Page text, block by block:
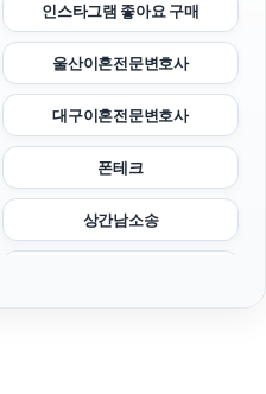
인스타그램 좋아요 구매
울산이혼전문변호사
대구이혼전문변호사
폰테크
상간남소송